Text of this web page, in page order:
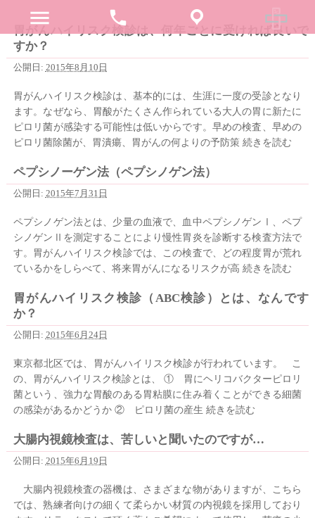
menu phone
胃がんハイリスク検診は、何年ごとに受ければ良いで
すか？
公開日: 2015年8月10日
胃がんハイリスク検診は、基本的には、生涯に一度の受診となり
ます。なぜなら、胃酸がたくさん作られている大人の胃に新たに
ピロリ菌が感染する可能性は低いからです。早めの検査、早めの
ピロリ菌除菌が、胃潰瘍、胃がんの何よりの予防策 続きを読む
ペプシノーゲン法（ペプシノゲン法）
公開日: 2015年7月31日
ペプシノゲン法とは、少量の血液で、血中ペプシノゲンⅠ、ペプ
シノゲンⅡを測定することにより慢性胃炎を診断する検査方法で
す。胃がんハイリスク検診では、この検査で、どの程度胃が荒れ
ているかをしらべて、将来胃がんになるリスクが高 続きを読む
胃がんハイリスク検診（ABC検診）とは、なんです
か？
公開日: 2015年6月24日
東京都北区では、胃がんハイリスク検診が行われています。 こ
の、胃がんハイリスク検診とは、 ① 胃にヘリコバクターピロリ
菌という、強力な胃酸のある胃粘膜に住み着くことができる細菌
の感染があるかどうか ② ピロリ菌の産生 続きを読む
大腸内視鏡検査は、苦しいと聞いたのですが…
公開日: 2015年6月19日
大腸内視鏡検査の器機は、さまざまな物がありますが、こちら
では、熟練者向けの細くて柔らかい材質の内視鏡を採用しており